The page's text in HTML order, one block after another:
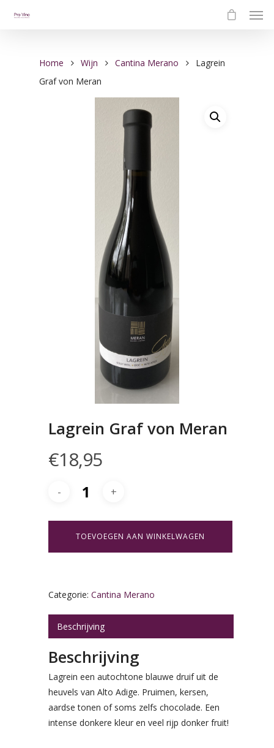
Home Wijn Cantina Merano
Lagrein
Graf von Meran
Lagrein Graf von Meran
€18,95
TOEVOEGEN AAN WINKELWAGEN
Categorie: Cantina Merano
Beschrijving
Beschrijving
Lagrein een autochtone blauwe druif uit de
heuvels van Alto Adige. Pruimen, kersen,
aardse tonen of soms zelfs chocolade. Een
intense donkere kleur en veel rijp donker fruit!